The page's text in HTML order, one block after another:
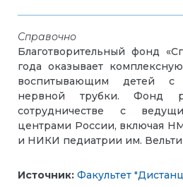
Справочно
Благотворительный фонд
года оказывает
воспитывающим детей с
нервной трубки. Фонд
сотрудничестве с
центрами России, включая
и НИКИ педиатрии им.
Источник: Факультет